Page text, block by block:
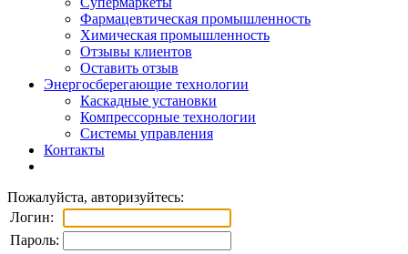
Фармацевтическая промышленность
Химическая промышленность
Отзывы клиентов
Оставить отзыв
Энергосберегающие технологии
Каскадные установки
Компрессорные технологии
Системы управления
Контакты
Пожалуйста, авторизуйтесь:
Логин:
Пароль: